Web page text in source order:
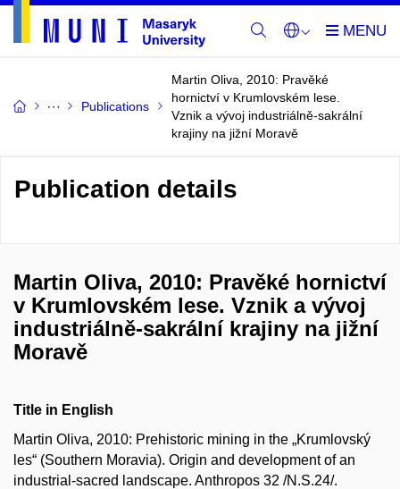
Publications
Martin Oliva, 2010: Pravěké
hornictví v Krumlovském lese.
Vznik a vývoj industriálně-sakrální
krajiny na jižní Moravě
Publication details
Martin Oliva, 2010: Pravěké hornictví
v Krumlovském lese. Vznik a vývoj
industriálně-sakrální krajiny na jižní
Moravě
Title in English
Martin Oliva, 2010: Prehistoric mining in the „Krumlovský
les“ (Southern Moravia). Origin and development of an
industrial-sacred landscape. Anthropos 32 /N.S.24/.